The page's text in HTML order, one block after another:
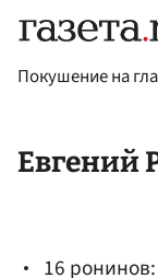
Покушение на
Евгений
16